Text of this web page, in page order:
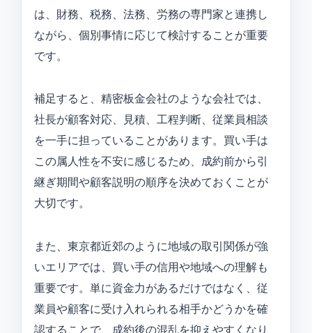
は、財務、税務、法務、労務の専門家と連携し
ながら、個別事情に応じて検討することが重要
です。
補足すると、精密板金会社のような会社では、
社長が顧客対応、見積、工程判断、従業員相談
を一手に担っていることがあります。買い手は
この属人性を不安に感じるため、成約前から引
継ぎ期間や顧客説明の順序を決めておくことが
大切です。
また、東京都近郊のように地域の取引関係が強
いエリアでは、買い手の信用や地域への理解も
重要です。単に資金力があるだけではなく、従
業員や顧客に受け入れられる相手かどうかを確
認することで、成約後の混乱を抑えやすくなり